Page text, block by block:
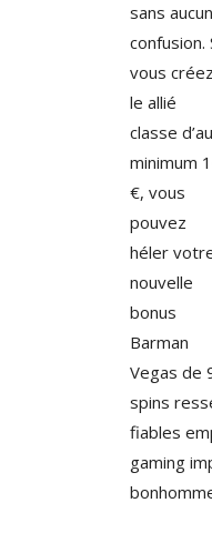
sans
confusion.
vous créez
le allié
classe d’au
minimum
€, vous
pouvez
héler
nouvelle
bonus
Barman
Vegas de
spins
fiables
gaming